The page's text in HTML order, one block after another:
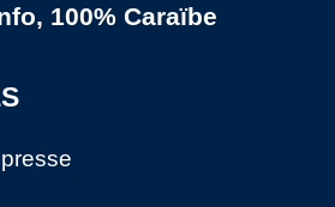
100% Caraïbe